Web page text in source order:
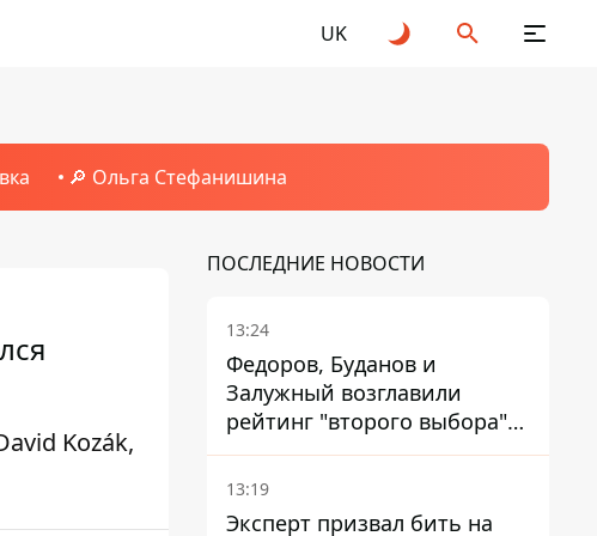
UK
🔎 Ольга Стефанишина
Kozák,
ПОСЛЕДНИЕ НОВОСТИ
13:24
Федоров, Буданов и
Залужный возглавили
рейтинг "второго выбора"
украинцев - опрос показал
альтернативные симпатии
13:19
Эксперт призвал бить на